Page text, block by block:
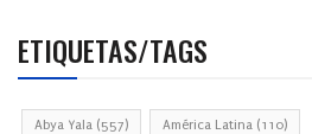
ETIQUETAS/TAGS
Abya Yala (557) América Latina (110)